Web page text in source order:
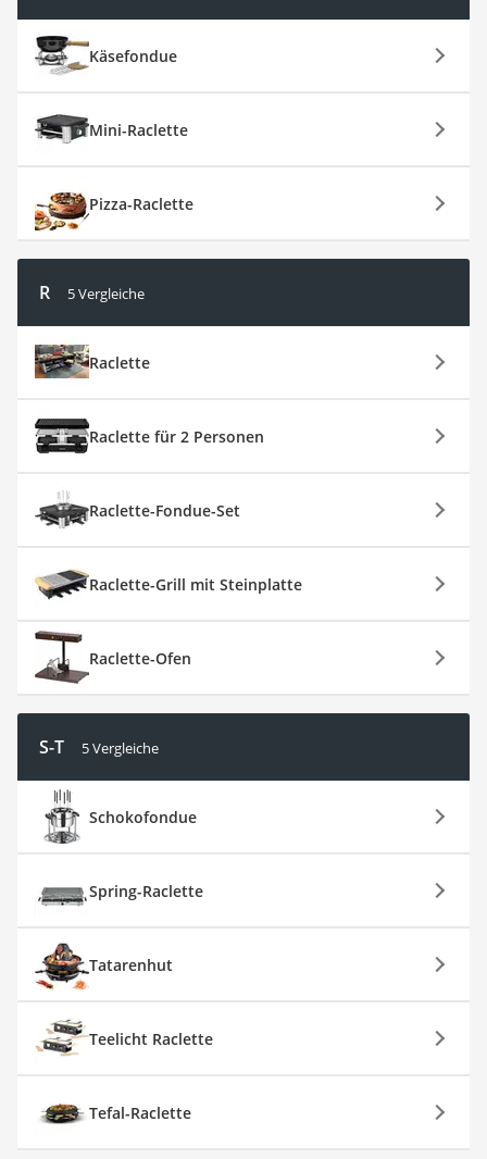
Käsefondue
Mini-Raclette
Pizza-Raclette
R 5 Vergleiche
Raclette
Raclette für 2 Personen
Raclette-Fondue-Set
Raclette-Grill mit Steinplatte
Raclette-Ofen
S-T 5 Vergleiche
Schokofondue
Spring-Raclette
Tatarenhut
Teelicht Raclette
Tefal-Raclette